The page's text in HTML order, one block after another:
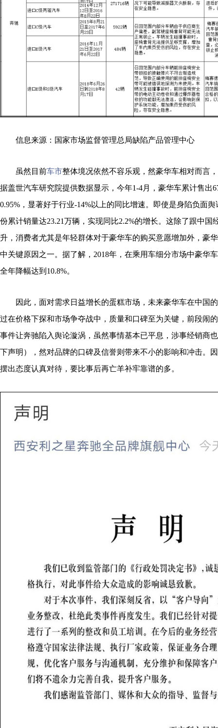
信息来源：国家市场监督管理总局缺陷产品管理中心
虽然目前车市整体境况依然不容乐观，然豪华车相对而言
据盖世汽车研究院提供数据显示，今年1-4月，豪华车累计售出
0.95%，显著好于行业-14%以上的同比增速。即使是身陷负面
份累计销量达23.21万辆，实现同比2.2%的增长。这除了跟中国
升，消费者尤其是年轻群体对于豪华车的购买意愿增加外，豪
中关键原因之一。据了解，2018年，在乘用车细分市场中豪华
全年降幅达到10.8%。
因此，面对需求日益增长的蛋糕市场，未来豪华车在中国
过在价格下探和市场争夺战中，质量和口碑至为关键，前段闹
事件让奔驰陷入舆论漩涡，虽然事情基本已平息，涉事经销商
下声明），然对品牌的口碑及信誉则带来不小的影响和冲击。
摆出态度认真对待，要比事后再亡羊补牢靠谱的多。